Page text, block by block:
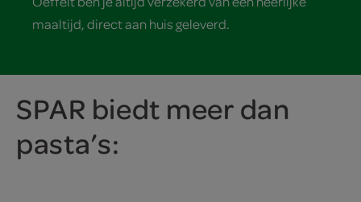
maaltijd, direct aan huis geleverd.
SPAR biedt meer dan
pasta’s: